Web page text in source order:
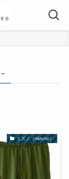
ミズノ（mizuno）